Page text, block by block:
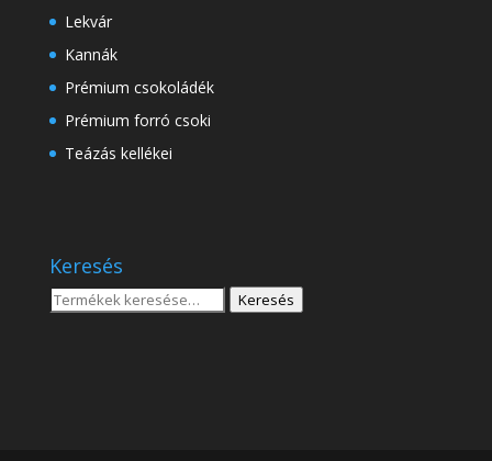
Lekvár
Kannák
Prémium csokoládék
Prémium forró csoki
Teázás kellékei
Keresés
Keresés
Keresés